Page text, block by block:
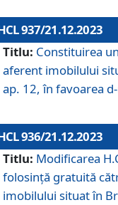
937/21.12.2023
Titlu: Constituirea
aferent imobilului
ap. 12, în favoarea
936/21.12.2023
Titlu: Modificarea
folosinţă gratuită
imobilului situat în